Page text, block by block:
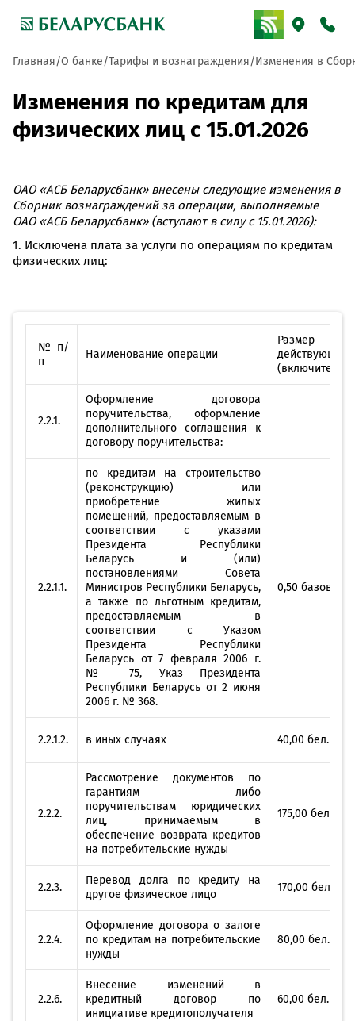
Главная О банке Тарифы и вознаграждения Изменения в
Изменения по кредитам для
физических лиц с 15.01.2026
ОАО «АСБ Беларусбанк» внесены следующие изменения в
Сборник вознаграждений за операции, выполняемые
ОАО «АСБ Беларусбанк» (вступают в силу с 15.01.2026):
1. Исключена плата за услуги по операциям по кредитам
физических лиц:
№ п/
п
Наименование операции
Размер
2.2.1.
Оформление договора
поручительства, оформление
дополнительного соглашения к
договору поручительства:
2.2.1.1.
по кредитам на строительство
(реконструкцию) или
приобретение жилых
помещений, предоставляемым в
соответствии с указами
Президента Республики
Беларусь и (или)
постановлениями Совета
Министров Республики Беларусь,
а также по льготным кредитам,
предоставляемым в
соответствии с Указом
Президента Республики
Беларусь от 7 февраля 2006 г.
№ 75, Указ Президента
Республики Беларусь от 2 июня
2006 г. № 368.
0,50 базовой
2.2.1.2. в иных случаях 40,00 бел. руб.
2.2.2.
Рассмотрение документов по
гарантиям либо
поручительствам юридических
лиц, принимаемым в
обеспечение возврата кредитов
на потребительские нужды
175,00 бел. руб.
2.2.3.
Перевод долга по кредиту на
другое физическое лицо
170,00 бел.
2.2.4.
Оформление договора о залоге
по кредитам на потребительские
нужды
80,00 бел. руб.
2.2.6.
Внесение изменений в
кредитный договор по
инициативе кредитополучателя
60,00 бел. руб.